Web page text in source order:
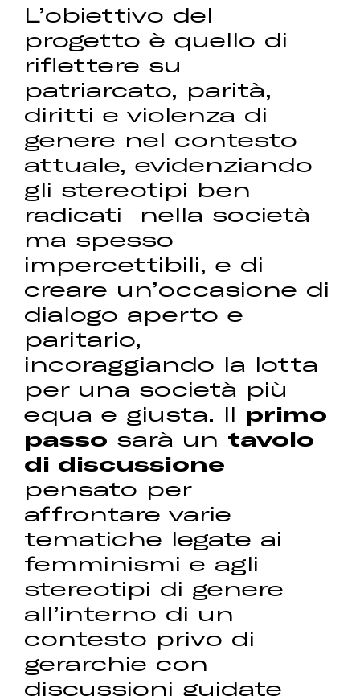
L’obiettivo del
progetto è quello di
riflettere su
patriarcato, parità,
diritti e violenza di
genere nel contesto
attuale, evidenziando
gli stereotipi ben
radicati nella società
ma spesso
impercettibili, e di
creare un’occasione di
dialogo aperto e
paritario,
incoraggiando la lotta
per una società più
equa e giusta. Il primo
passo sarà un tavolo
di discussione
pensato per
affrontare varie
tematiche legate ai
femminismi e agli
stereotipi di genere
all’interno di un
contesto privo di
gerarchie con
discussioni guidate